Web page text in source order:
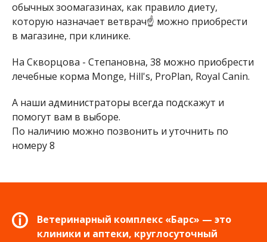
обычных зоомагазинах, как правило диету,
которую назначает ветврач☝️ можно приобрести
в магазине, при клинике.
На Скворцова - Степановна, 38 можно приобрести
лечебные корма Monge, Hill's, ProPlan, Royal Canin.
А наши администраторы всегда подскажут и
помогут вам в выборе.
По наличию можно позвонить и уточнить по
номеру 8
Ветеринарный комплекс «Барс» — это
клиники и аптеки, круглосуточный